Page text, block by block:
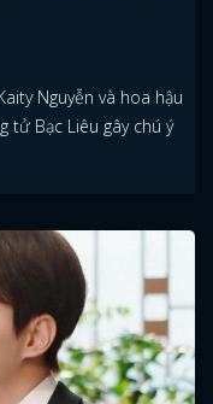
Nguyễn và hoa hậu
tử Bạc Liêu gây chú ý